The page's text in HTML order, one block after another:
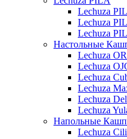
Lechuza
Lechuza
Lechuza
Настольные
Lechuza
Lechuza
Lechuza
Lechuza
Lechuza
Lechuza
Напольные
Lechuza